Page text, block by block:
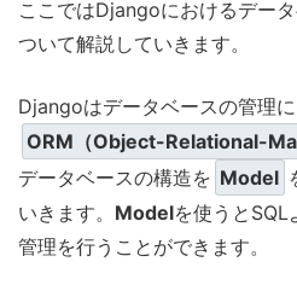
ここではDjangoにおけるデー
ついて解説していきます。
Djangoはデータベースの管理に
ORM（Object-Relational-
データベースの構造を Model
いきます。 Modelを使うと
管理を行うことができます。